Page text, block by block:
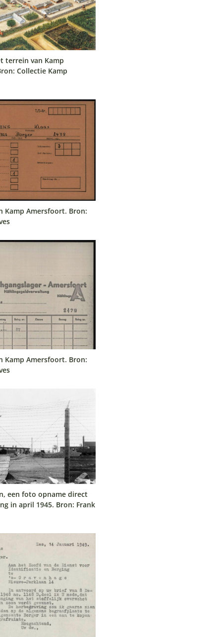
terrein van Kamp
Collectie Kamp
Kamp Amersfoort. Bron:
Kamp Amersfoort. Bron:
een foto opname direct
in april 1945. Bron: Frank